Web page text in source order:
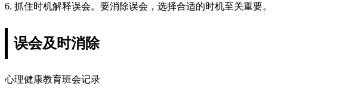
6. 抓住时机解释误会。要消除误会，选择合适的时机至关重要。
误会及时消除
心理健康教育班会记录